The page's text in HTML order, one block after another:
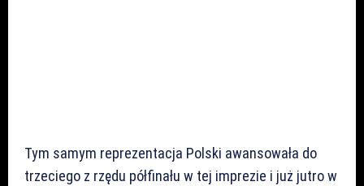
Tym samym reprezentacja Polski awansowała do
trzeciego z rzędu półfinału w tej imprezie i już jutro w